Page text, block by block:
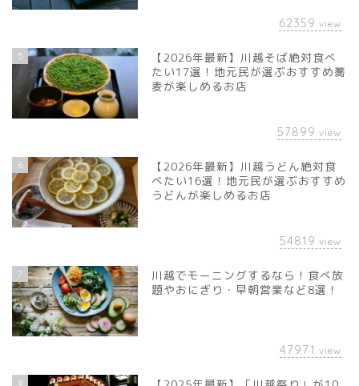
62359 view
5
【2026年最新】川越そば絶対食べ
たい17選！地元民が選ぶおすすめ蕎
麦が楽しめるお店
57899 view
6
【2026年最新】川越うどん絶対食
べたい16選！地元民が選ぶおすすめ
うどんが楽しめるお店
54819 view
7
川越でモーニングするなら！食べ放
題やおにぎり・早朝営業など8選！
47971 view
8